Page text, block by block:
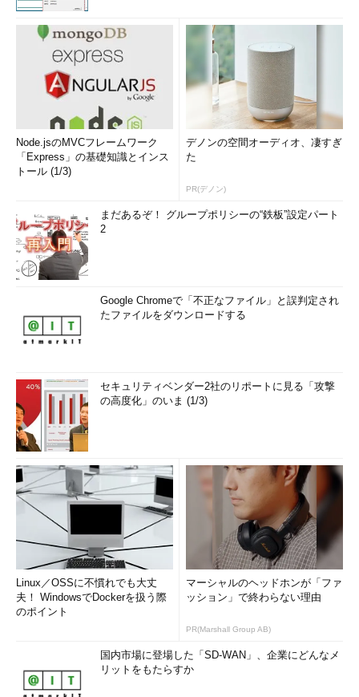
Node.jsのMVCフレームワーク
「Express」の基礎知識とインス
トール (1/3)
デノンの空間オーディオ、凄すぎ
た
PR(デノン)
まだあるぞ！ グループポリシーの“鉄板”設定パート
2
Google Chromeで「不正なファイル」と誤判定され
たファイルをダウンロードする
セキュリティベンダー2社のリポートに見る「攻撃
の高度化」のいま (1/3)
Linux／OSSに不慣れでも大丈
夫！ WindowsでDockerを扱う際
のポイント
マーシャルのヘッドホンが「ファ
ッション」で終わらない理由
PR(Marshall Group AB)
国内市場に登場した「SD-WAN」、企業にどんなメ
リットをもたらすか